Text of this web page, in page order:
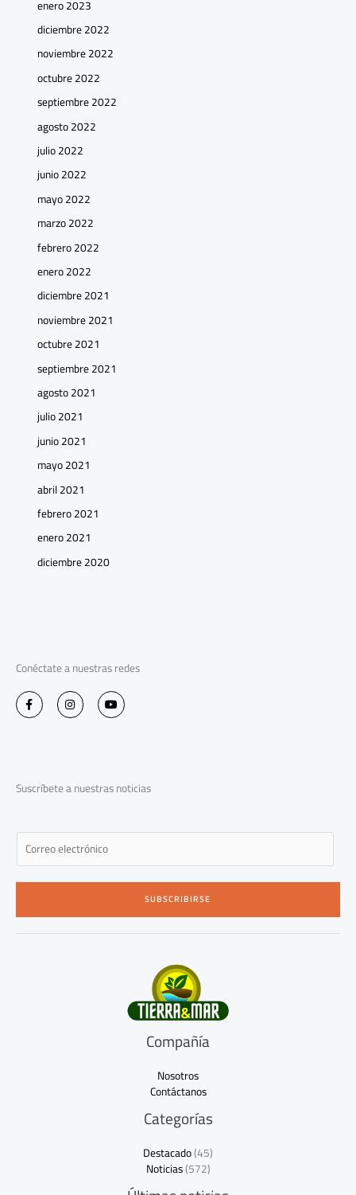
enero 2023
diciembre 2022
noviembre 2022
octubre 2022
septiembre 2022
agosto 2022
julio 2022
junio 2022
mayo 2022
marzo 2022
febrero 2022
enero 2022
diciembre 2021
noviembre 2021
octubre 2021
septiembre 2021
agosto 2021
julio 2021
junio 2021
mayo 2021
abril 2021
febrero 2021
enero 2021
diciembre 2020
Conéctate a nuestras redes
F
a
c
-
f
I
n
s
m
Y
o
u
Suscríbete a nuestras noticias
E
a
i
*
SUBSCRIBIRSE
Compañía
Nosotros
Contáctanos
Categorías
Destacado(45)
Noticias(572)